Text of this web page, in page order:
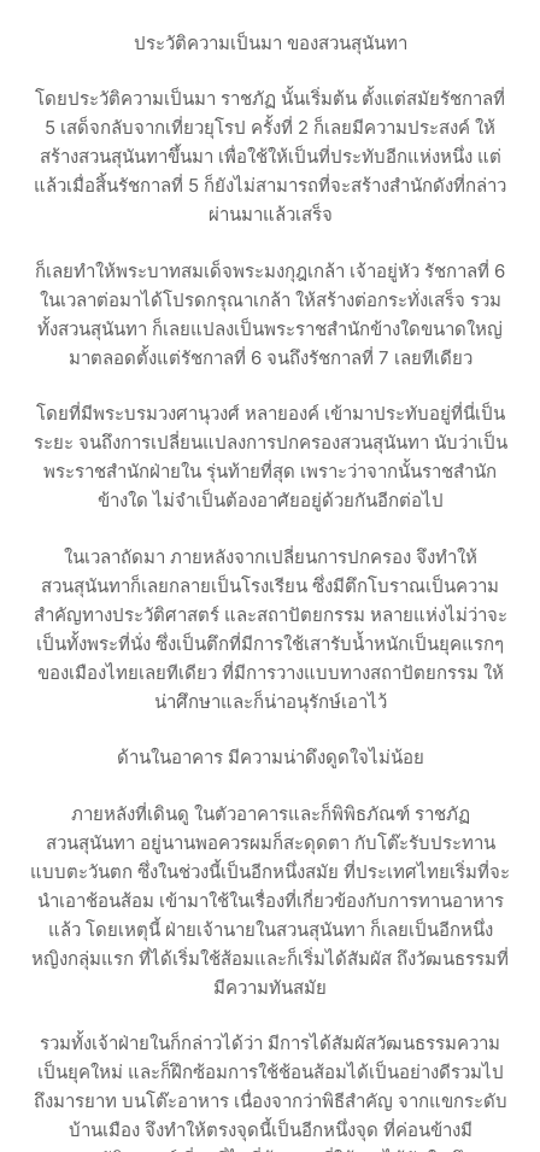
ประวัติความเป็นมา ของสวนสุนันทา
โดยประวัติความเป็นมา ราชภัฏ นั้นเริ่มต้น ตั้งแต่สมัยรัชกาลที่
5 เสด็จกลับจากเที่ยวยุโรป ครั้งที่ 2 ก็เลยมีความประสงค์ ให้
สร้างสวนสุนันทาขึ้นมา เพื่อใช้ให้เป็นที่ประทับอีกแห่งหนึ่ง แต่
แล้วเมื่อสิ้นรัชกาลที่ 5 ก็ยังไม่สามารถที่จะสร้างสำนักดังที่กล่าว
ผ่านมาแล้วเสร็จ
ก็เลยทำให้พระบาทสมเด็จพระมงกุฎเกล้า เจ้าอยู่หัว รัชกาลที่ 6
ในเวลาต่อมาได้โปรดกรุณาเกล้า ให้สร้างต่อกระทั่งเสร็จ รวม
ทั้งสวนสุนันทา ก็เลยแปลงเป็นพระราชสำนักข้างใดขนาดใหญ่
มาตลอดตั้งแต่รัชกาลที่ 6 จนถึงรัชกาลที่ 7 เลยทีเดียว
โดยที่มีพระบรมวงศานุวงศ์ หลายองค์ เข้ามาประทับอยู่ที่นี่เป็น
ระยะ จนถึงการเปลี่ยนแปลงการปกครองสวนสุนันทา นับว่าเป็น
พระราชสำนักฝ่ายใน รุ่นท้ายที่สุด เพราะว่าจากนั้นราชสำนัก
ข้างใด ไม่จำเป็นต้องอาศัยอยู่ด้วยกันอีกต่อไป
ในเวลาถัดมา ภายหลังจากเปลี่ยนการปกครอง จึงทำให้
สวนสุนันทาก็เลยกลายเป็นโรงเรียน ซึ่งมีตึกโบราณเป็นความ
สำคัญทางประวัติศาสตร์ และสถาปัตยกรรม หลายแห่งไม่ว่าจะ
เป็นทั้งพระที่นั่ง ซึ่งเป็นตึกที่มีการใช้เสารับน้ำหนักเป็นยุคแรกๆ
ของเมืองไทยเลยทีเดียว ที่มีการวางแบบทางสถาปัตยกรรม ให้
น่าศึกษาและก็น่าอนุรักษ์เอาไว้
ด้านในอาคาร มีความน่าดึงดูดใจไม่น้อย
ภายหลังที่เดินดู ในตัวอาคารและก็พิพิธภัณฑ์ ราชภัฏ
สวนสุนันทา อยู่นานพอควรผมก็สะดุดตา กับโต๊ะรับประทาน
แบบตะวันตก ซึ่งในช่วงนี้เป็นอีกหนึ่งสมัย ที่ประเทศไทยเริ่มที่จะ
นำเอาช้อนส้อม เข้ามาใช้ในเรื่องที่เกี่ยวข้องกับการทานอาหาร
แล้ว โดยเหตุนี้ ฝ่ายเจ้านายในสวนสุนันทา ก็เลยเป็นอีกหนึ่ง
หญิงกลุ่มแรก ที่ได้เริ่มใช้ส้อมและก็เริ่มได้สัมผัส ถึงวัฒนธรรมที่
มีความทันสมัย
รวมทั้งเจ้าฝ่ายในก็กล่าวได้ว่า มีการได้สัมผัสวัฒนธรรมความ
เป็นยุคใหม่ และก็ฝึกซ้อมการใช้ช้อนส้อมได้เป็นอย่างดีรวมไป
ถึงมารยาท บนโต๊ะอาหาร เนื่องจากว่าพิธีสำคัญ จากแขกระดับ
บ้านเมือง จึงทำให้ตรงจุดนี้เป็นอีกหนึ่งจุด ที่ค่อนข้างมี